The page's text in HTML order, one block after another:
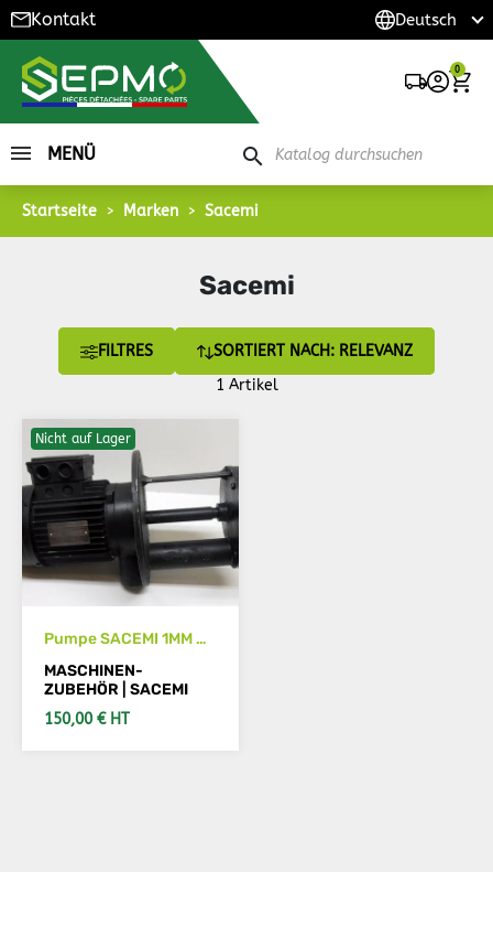
Kontakt
0
MENÜ search
Startseite Marken Sacemi
Sacemi
FILTRES
SORTIERT NACH: RELEVANZ
1 Artikel
Nicht auf Lager
Pumpe SACEMI 1MM 80
B
MASCHINEN-
ZUBEHÖR | SACEMI
150,00 € HT